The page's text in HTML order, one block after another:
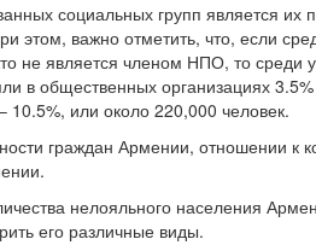
социальных групп является
этом, важно отметить, что, если
не является членом НПО, то среди
в общественных организациях
10.5%, или около 220,000 человек.
граждан Армении, отношении
нелояльного населения
его различные виды.